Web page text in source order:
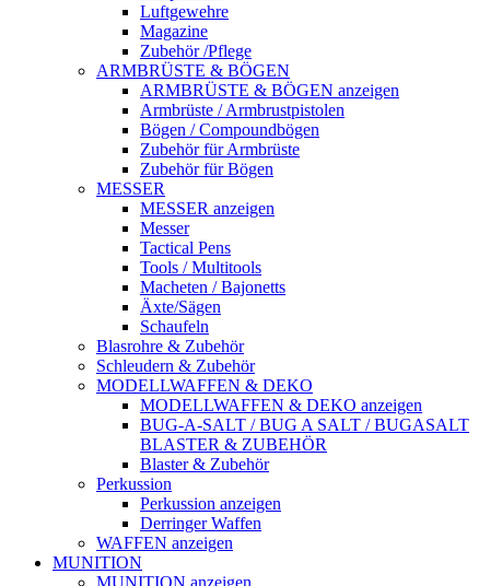
Luftgewehre
Magazine
Zubehör /Pflege
ARMBRÜSTE & BÖGEN
ARMBRÜSTE & BÖGEN anzeigen
Armbrüste / Armbrustpistolen
Bögen / Compoundbögen
Zubehör für Armbrüste
Zubehör für Bögen
MESSER
MESSER anzeigen
Messer
Tactical Pens
Tools / Multitools
Macheten / Bajonetts
Äxte/Sägen
Schaufeln
Blasrohre & Zubehör
Schleudern & Zubehör
MODELLWAFFEN & DEKO
MODELLWAFFEN & DEKO anzeigen
BUG-A-SALT / BUG A SALT / BUGASALT
BLASTER & ZUBEHÖR
Blaster & Zubehör
Perkussion
Perkussion anzeigen
Derringer Waffen
WAFFEN anzeigen
MUNITION
MUNITION anzeigen